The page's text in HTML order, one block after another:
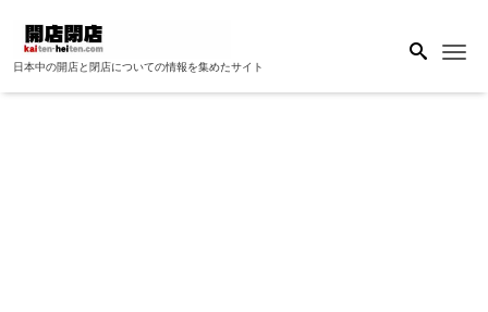
日本中の開店と閉店についての情報を集めたサイト